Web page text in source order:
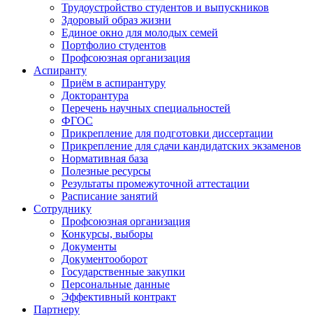
Трудоустройство студентов и выпускников
Здоровый образ жизни
Единое окно для молодых семей
Портфолио студентов
Профсоюзная организация
Аспиранту
Приём в аспирантуру
Докторантура
Перечень научных специальностей
ФГОС
Прикрепление для подготовки диссертации
Прикрепление для сдачи кандидатских экзаменов
Нормативная база
Полезные ресурсы
Результаты промежуточной аттестации
Расписание занятий
Сотруднику
Профсоюзная организация
Конкурсы, выборы
Документы
Документооборот
Государственные закупки
Персональные данные
Эффективный контракт
Партнеру